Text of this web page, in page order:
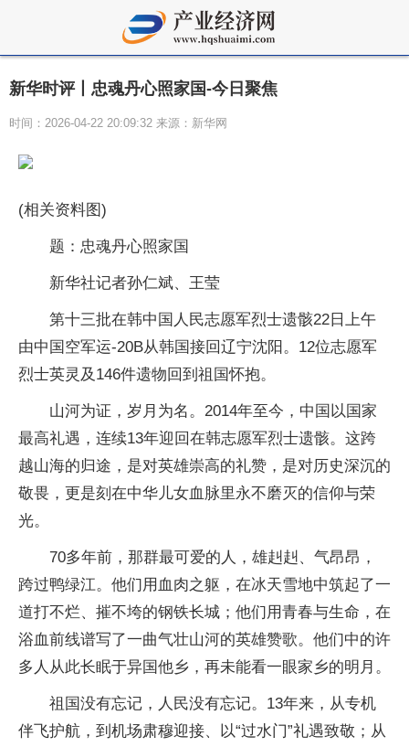
新华时评丨忠魂丹心照家国-今日聚焦
时间：2026-04-22 20:09:32 来源：新华网
(相关资料图)
题：忠魂丹心照家国
新华社记者孙仁斌、王莹
第十三批在韩中国人民志愿军烈士遗骸22日上午
由中国空军运-20B从韩国接回辽宁沈阳。12位志愿军
烈士英灵及146件遗物回到祖国怀抱。
山河为证，岁月为名。2014年至今，中国以国家
最高礼遇，连续13年迎回在韩志愿军烈士遗骸。这跨
越山海的归途，是对英雄崇高的礼赞，是对历史深沉的
敬畏，更是刻在中华儿女血脉里永不磨灭的信仰与荣
光。
70多年前，那群最可爱的人，雄赳赳、气昂昂，
跨过鸭绿江。他们用血肉之躯，在冰天雪地中筑起了一
道打不烂、摧不垮的钢铁长城；他们用青春与生命，在
浴血前线谱写了一曲气壮山河的英雄赞歌。他们中的许
多人从此长眠于异国他乡，再未能看一眼家乡的明月。
祖国没有忘记，人民没有忘记。13年来，从专机
伴飞护航，到机场肃穆迎接、以“过水门”礼遇致敬；从